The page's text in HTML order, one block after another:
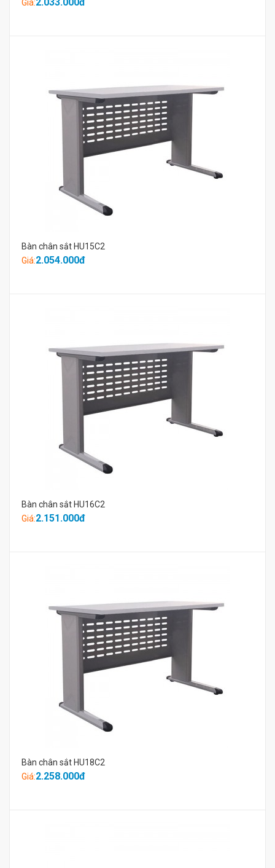
Giá:
Bàn chân sắt HU15C2
Giá:2.054.000đ
Bàn chân sắt HU16C2
Giá:2.151.000đ
Bàn chân sắt HU18C2
Giá:2.258.000đ